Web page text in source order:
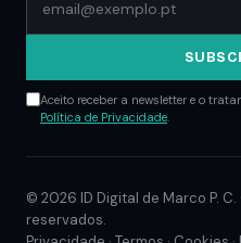
Aceito receber a newsletter e o
Política de Privacidade.
© 2026 ID Digital de Marco P.
reservados.